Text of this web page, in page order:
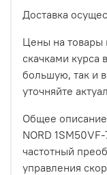
Доставка
Цены на товары
скачками курса
большую, так и
уточняйте
Общее
NORD
частотный
управления